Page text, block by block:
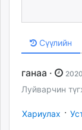
Сүүлийн
ганаа ·
Луйварчин
Хариулах ·